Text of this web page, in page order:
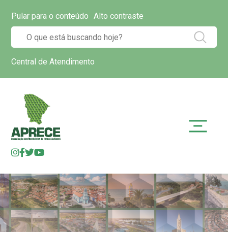
Pular para o conteúdo Alto contraste
Central de Atendimento